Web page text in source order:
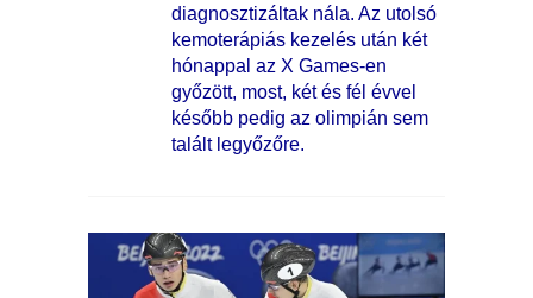
diagnosztizáltak nála. Az utolsó
kemoterápiás kezelés után két
hónappal az X Games-en
győzött, most, két és fél évvel
később pedig az olimpián sem
talált legyőzőre.